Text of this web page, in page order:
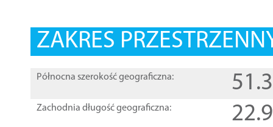
ZAKRES
Północna szerokość geograficzna:
Zachodnia długość geograficzna: